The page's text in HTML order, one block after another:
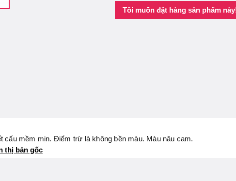
Tôi muốn đặt hàng sản phẩm
cấu mềm mịn. Điểm trừ là không bền màu. Màu nâu cam.
thị bản gốc